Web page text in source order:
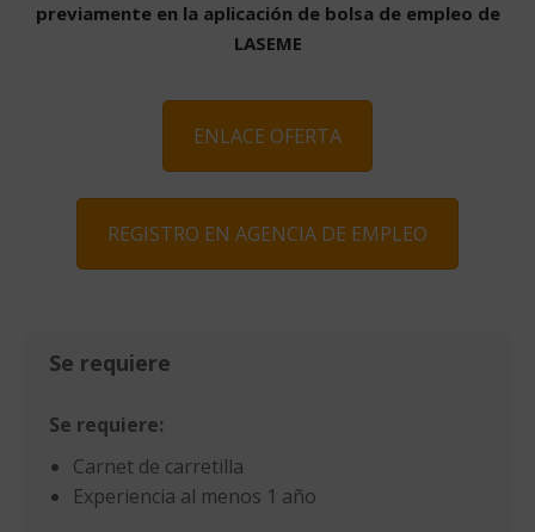
previamente en la aplicación de bolsa de empleo de
LASEME
ENLACE OFERTA
REGISTRO EN AGENCIA DE EMPLEO
Se requiere
Se requiere:
Carnet de carretilla
Experiencia al menos 1 año